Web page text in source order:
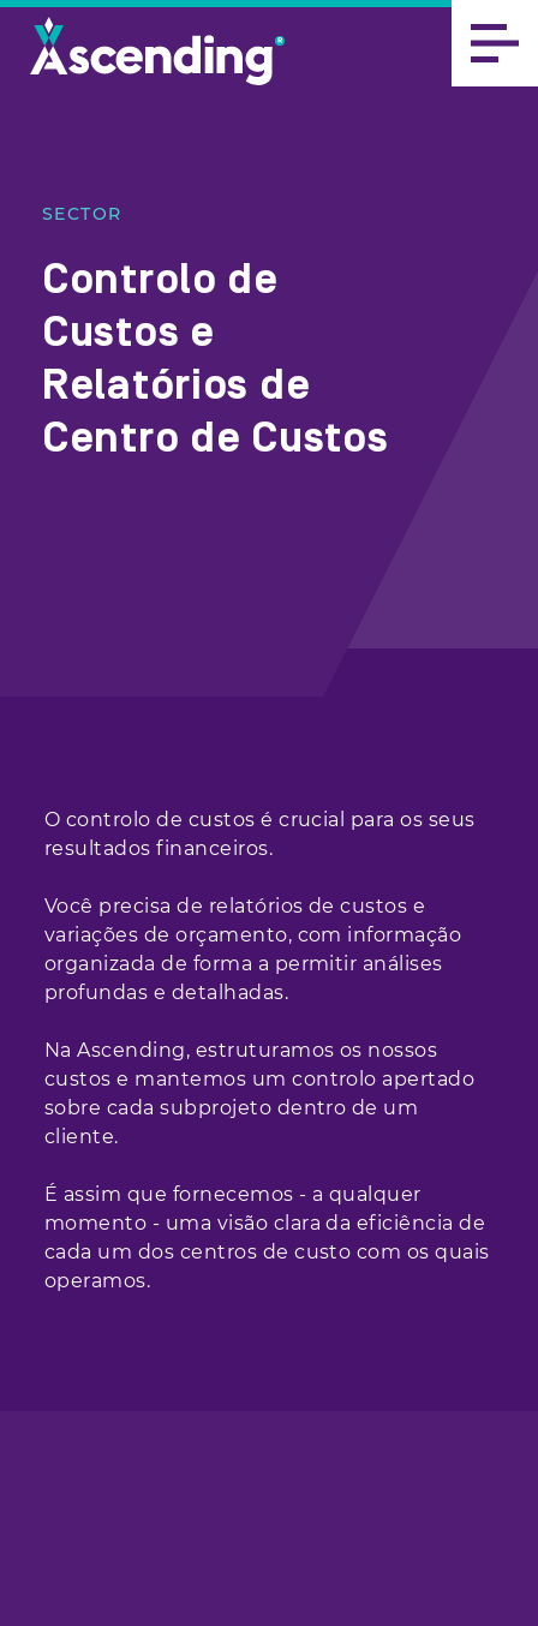
SECTOR
Controlo de
Custos e
Relatórios de
Centro de Custos
O controlo de custos é crucial para os seus
resultados financeiros.
Você precisa de relatórios de custos e
variações de orçamento, com informação
organizada de forma a permitir análises
profundas e detalhadas.
Na Ascending, estruturamos os nossos
custos e mantemos um controlo apertado
sobre cada subprojeto dentro de um
cliente.
É assim que fornecemos - a qualquer
momento - uma visão clara da eficiência de
cada um dos centros de custo com os quais
operamos.